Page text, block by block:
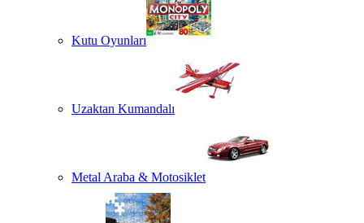
Kutu Oyunları
Uzaktan Kumandalı
Metal Araba & Motosiklet